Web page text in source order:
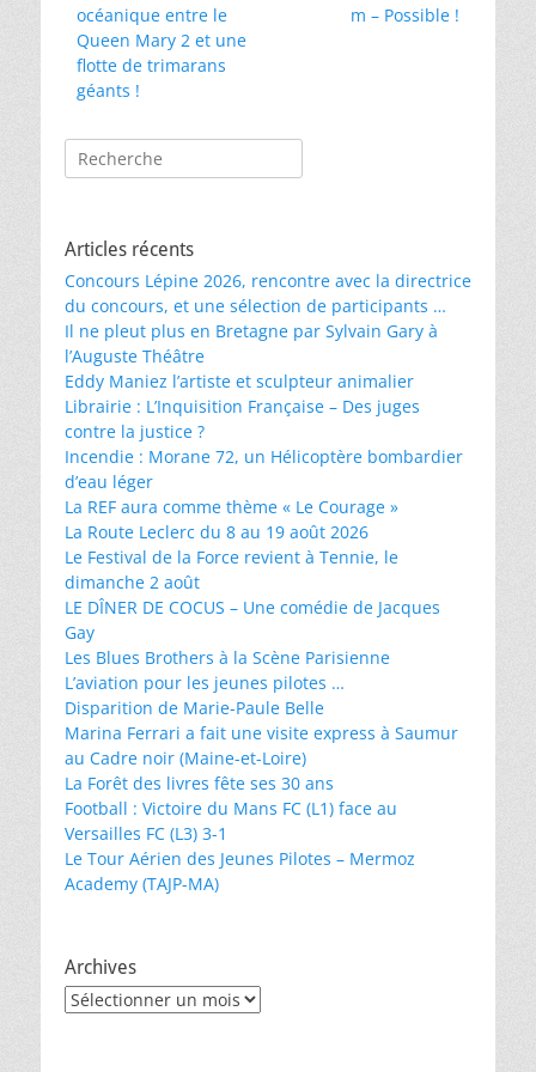
l’article
précédent :
océanique entre le
Queen Mary 2 et une
flotte de trimarans
géants !
m – Possible !
Rechercher :
Articles récents
Concours Lépine 2026, rencontre avec la directrice
du concours, et une sélection de participants …
Il ne pleut plus en Bretagne par Sylvain Gary à
l’Auguste Théâtre
Eddy Maniez l’artiste et sculpteur animalier
Librairie : L’Inquisition Française – Des juges
contre la justice ?
Incendie : Morane 72, un Hélicoptère bombardier
d’eau léger
La REF aura comme thème « Le Courage »
La Route Leclerc du 8 au 19 août 2026
Le Festival de la Force revient à Tennie, le
dimanche 2 août
LE DÎNER DE COCUS – Une comédie de Jacques
Gay
Les Blues Brothers à la Scène Parisienne
L’aviation pour les jeunes pilotes …
Disparition de Marie-Paule Belle
Marina Ferrari a fait une visite express à Saumur
au Cadre noir (Maine-et-Loire)
La Forêt des livres fête ses 30 ans
Football : Victoire du Mans FC (L1) face au
Versailles FC (L3) 3-1
Le Tour Aérien des Jeunes Pilotes – Mermoz
Academy (TAJP-MA)
Archives
Archives